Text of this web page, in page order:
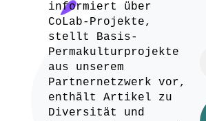
informiert über
CoLab-Projekte,
stellt Basis-
Permakulturprojekte
aus unserem
Partnernetzwerk vor,
enthält Artikel zu
Diversität und